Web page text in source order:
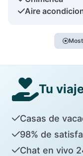
Aire
Tu
Casas de
98% de
Chat en vivo